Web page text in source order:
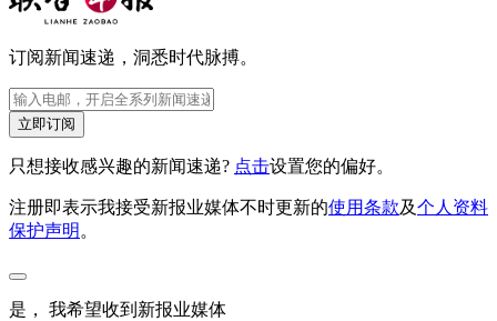
订阅新闻速递，洞悉时代脉搏。
立即订阅
只想接收感兴趣的新闻速递? 点击设置您的偏好。
注册即表示我接受新报业媒体不时更新的使用条款及个人资料
保护声明 。
是， 我希望收到新报业媒体